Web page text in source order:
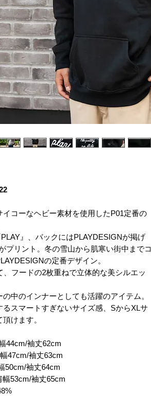
コーなヘビー素材を使用したP01定番の
』、バックにはPLAYDESIGNが掲げ
プリント。冬の雪山から肌寒い街中までコ
の定番デザイン。
フードの2枚重ねで立体的な美シルエッ
中のインナーとしても活躍のアイテム。
スマートすぎないサイズ感、SからXLサ
けます。
44cm/袖丈62cm
47cm/袖丈63cm
50cm/袖丈64cm
幅53cm/袖丈65cm